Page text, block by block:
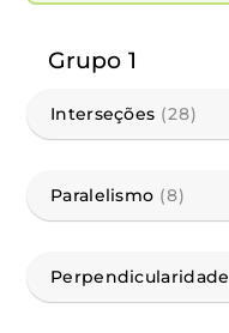
Grupo 1
Interseções (28)
Paralelismo (8)
Perpendicularidade